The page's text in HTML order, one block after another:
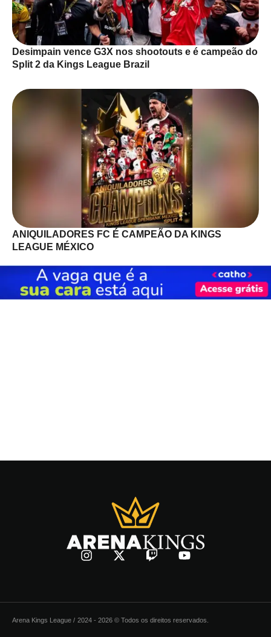
Desimpain vence G3X nos shootouts e é campeão do
Split 2 da Kings League Brazil
ANIQUILADORES FC É CAMPEÃO DA KINGS
LEAGUE MÉXICO
Arena Kings League / 2024 - 2026 © Todos os direitos reservados.